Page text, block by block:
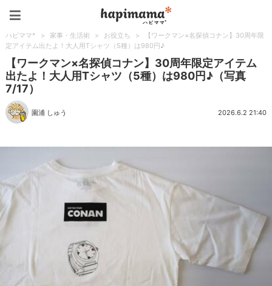
ハピママ* > 家事・生活術 > お役立ち >
【ワークマン×名探偵コナン】30周年限
定アイテム出たよ！大人用Tシャツ（5種）は980円♪
【ワークマン×名探偵コナン】30周年限定アイテム
出たよ！大人用Tシャツ（5種）は980円♪（写真
7/17）
園浦 しゅう 2026.6.2 21:40